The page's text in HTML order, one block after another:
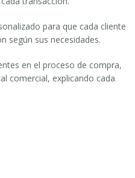
para que cada cliente
según sus necesidades.
en el proceso de compra,
comercial, explicando cada